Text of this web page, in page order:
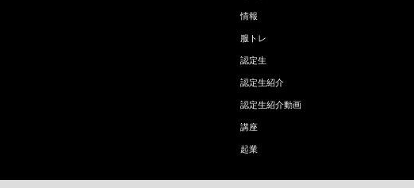
情報
服トレ
認定生
認定生紹介
認定生紹介動画
講座
起業